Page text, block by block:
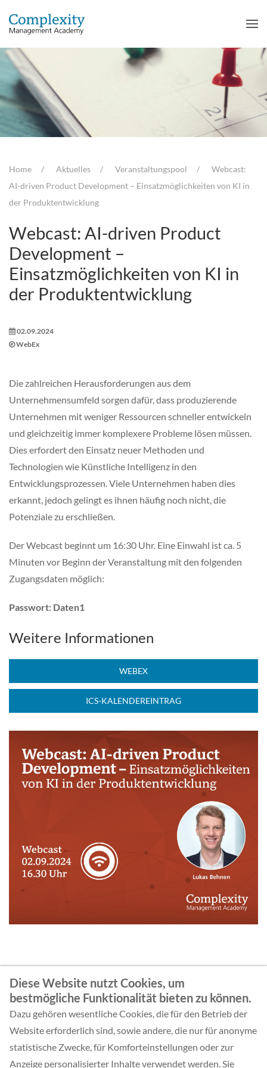
Home Aktuelles Veranstaltungspool
Webcast:
AI-driven Product Development – Einsatzmöglichkeiten von KI in
der Produktentwicklung
Webcast: AI-driven Product
Development –
Einsatzmöglichkeiten von KI in
der Produktentwicklung
02.09.2024
WebEx
Die zahlreichen Herausforderungen aus dem
Unternehmensumfeld sorgen dafür, dass produzierende
Unternehmen mit weniger Ressourcen schneller entwickeln
und gleichzeitig immer komplexere Probleme lösen müssen.
Dies erfordert den Einsatz neuer Methoden und
Technologien wie Künstliche Intelligenz in den
Entwicklungsprozessen. Viele Unternehmen haben dies
erkannt, jedoch gelingt es ihnen häufig noch nicht, die
Potenziale zu erschließen.
Der Webcast beginnt um 16:30 Uhr. Eine Einwahl ist ca. 5
Minuten vor Beginn der Veranstaltung mit den folgenden
Zugangsdaten möglich:
Passwort: Daten1
Weitere Informationen
WEBEX
ICS-KALENDEREINTRAG
Ihr Kontakt
ZURÜCK
Diese Website nutzt Cookies, um
bestmögliche Funktionalität bieten zu können.
Dazu gehören wesentliche Cookies, die für den Betrieb der
Website erforderlich sind, sowie andere, die nur für anonyme
statistische Zwecke, für Komforteinstellungen oder zur
Anzeige personalisierter Inhalte verwendet werden. Sie